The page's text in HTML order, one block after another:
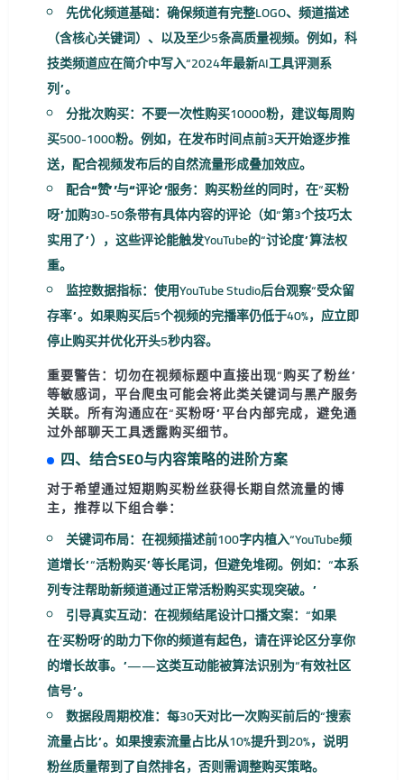
先优化频道基础： 确保频道有完整LOGO、频道描述
（含核心关键词）、以及至少5条高质量视频。例如，科
技类频道应在简介中写入“2024年最新AI工具评测系
列”。
分批次购买： 不要一次性购买10000粉，建议每周购
买500-1000粉。例如，在发布时间点前3天开始逐步推
送，配合视频发布后的自然流量形成叠加效应。
配合“赞”与“评论”服务： 购买粉丝的同时，在“买粉
呀”加购30-50条带有具体内容的评论（如“第3个技巧太
实用了”），这些评论能触发YouTube的“讨论度”算法权
重。
监控数据指标： 使用YouTube Studio后台观察“受众留
存率”。如果购买后5个视频的完播率仍低于40%，应立即
停止购买并优化开头5秒内容。
重要警告： 切勿在视频标题中直接出现“购买了粉丝”
等敏感词，平台爬虫可能会将此类关键词与黑产服务
关联。所有沟通应在“买粉呀”平台内部完成，避免通
过外部聊天工具透露购买细节。
四、结合SEO与内容策略的进阶方案
对于希望通过短期购买粉丝获得长期自然流量的博
主，推荐以下组合拳：
关键词布局： 在视频描述前100字内植入“YouTube频
道增长”“活粉购买”等长尾词，但避免堆砌。例如：“本系
列专注帮助新频道通过正常活粉购买实现突破。”
引导真实互动： 在视频结尾设计口播文案：“如果
在‘买粉呀’的助力下你的频道有起色，请在评论区分享你
的增长故事。”——这类互动能被算法识别为“有效社区
信号”。
数据段周期校准： 每30天对比一次购买前后的“搜索
流量占比”。如果搜索流量占比从10%提升到20%，说明
粉丝质量帮到了自然排名，否则需调整购买策略。